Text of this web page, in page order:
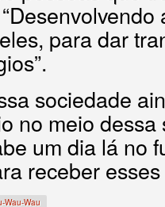
para dar
sociedade
no meio dessa
um dia lá no
receber
Wau-Wau